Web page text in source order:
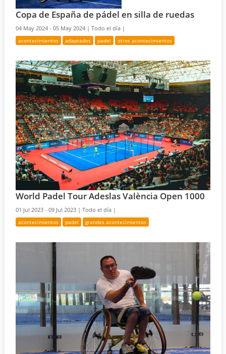
Copa de España de pádel en silla de ruedas
04 May 2024 - 05 May 2024 |Todo el día |
acontecimientos adaptados padel otros acontecimientos
World Padel Tour Adeslas València Open 1000
01 Jul 2023 - 09 Jul 2023 |Todo el día |
acontecimientos padel grandes acontecimientos